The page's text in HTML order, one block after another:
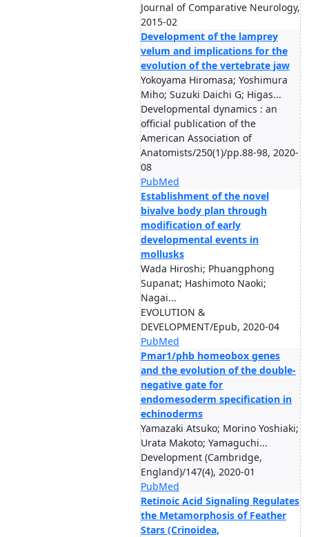
Journal of Comparative Neurology,
2015-02
Development of the lamprey
velum and implications for the
evolution of the vertebrate jaw
Yokoyama Hiromasa; Yoshimura
Miho; Suzuki Daichi G; Higas...
Developmental dynamics : an
official publication of the
American Association of
Anatomists/250(1)/pp.88-98, 2020-
08
PubMed
Establishment of the novel
bivalve body plan through
modification of early
developmental events in
mollusks
Wada Hiroshi; Phuangphong
Supanat; Hashimoto Naoki;
Nagai...
EVOLUTION &
DEVELOPMENT/Epub, 2020-04
PubMed
Pmar1/phb homeobox genes
and the evolution of the double-
negative gate for
endomesoderm specification in
echinoderms
Yamazaki Atsuko; Morino Yoshiaki;
Urata Makoto; Yamaguchi...
Development (Cambridge,
England)/147(4), 2020-01
PubMed
Retinoic Acid Signaling Regulates
the Metamorphosis of Feather
Stars (Crinoidea,